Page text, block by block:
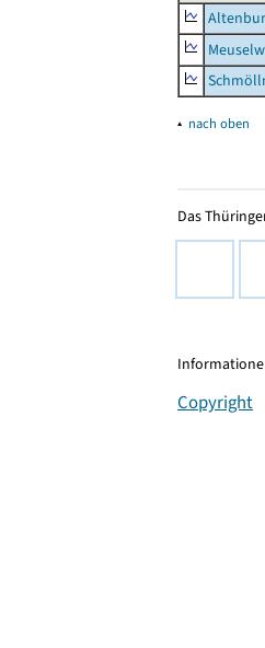
▴ nach oben
Das
Copyright